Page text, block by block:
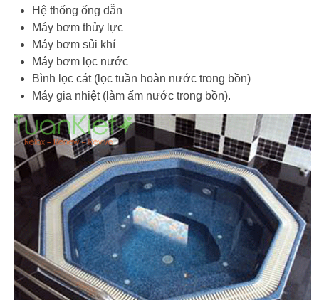
Hệ thống ống dẫn
Máy bơm thủy lực
Máy bơm sủi khí
Máy bơm lọc nước
Bình lọc cát (lọc tuần hoàn nước trong bồn)
Máy gia nhiệt (làm ấm nước trong bồn).